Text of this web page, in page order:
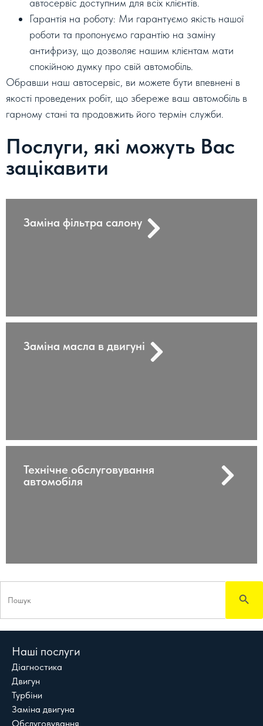
автосервіс доступним для всіх клієнтів.
Гарантія на роботу: Ми гарантуємо якість нашої
роботи та пропонуємо гарантію на заміну
антифризу, що дозволяє нашим клієнтам мати
спокійною думку про свій автомобіль.
Обравши наш автосервіс, ви можете бути впевнені в
якості проведених робіт, що збереже ваш автомобіль в
гарному стані та продовжить його термін служби.
Послуги, які можуть Вас
зацікавити
Заміна фільтра салону
Заміна масла в двигуні
Технічне обслуговування
автомобіля
Search
Наші послуги
Діагностика
Двигун
Турбіни
Заміна двигуна
Обслуговування